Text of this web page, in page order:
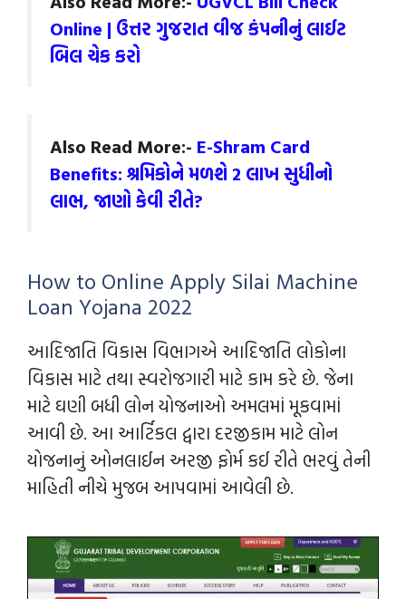
Online | ઉત્તર ગુજરાત વીજ કંપનીનું લાઈટ
બિલ ચેક કરો
Also Read More:- E-Shram Card
Benefits: શ્રમિકોને મળશે 2 લાખ સુધીનો
લાભ, જાણો કેવી રીતે?
How to Online Apply Silai Machine
Loan Yojana 2022
આદિજાતિ વિકાસ વિભાગએ આદિજાતિ લોકોના
વિકાસ માટે તથા સ્વરોજગારી માટે કામ કરે છે. જેના
માટે ઘણી બધી લોન યોજનાઓ અમલમાં મૂકવામાં
આવી છે. આ આર્ટિકલ દ્વારા દરજીકામ માટે લોન
યોજનાનું ઓનલાઈન અરજી ફોર્મ કઈ રીતે ભરવું તેની
માહિતી નીચે મુજબ આપવામાં આવેલી છે.